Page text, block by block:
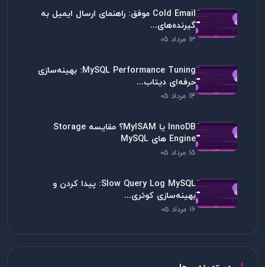
Cold Email موفق: راهنمای ارسال ایمیل به
گیرنده‌های...
13 مرداد 05
MySQL Performance Tuning: بهینه‌سازی
حرفه‌ای دیتاب...
14 مرداد 05
InnoDB یا MyISAM؟ مقایسه Storage
Engine های MySQL
15 مرداد 05
Slow Query Log MySQL: پیدا کردن و
بهینه‌سازی کوئری...
16 مرداد 05